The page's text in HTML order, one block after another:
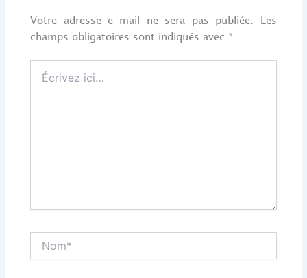
Votre adresse e-mail ne sera pas publiée. Les
champs obligatoires sont indiqués avec *
Écrivez
ici…
Nom*